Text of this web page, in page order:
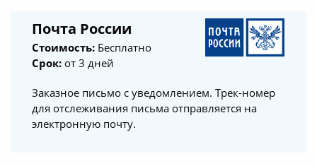
Почта России
Стоимость: Бесплатно
Срок: от 3 дней
Заказное письмо с уведомлением. Трек-номер
для отслеживания письма отправляется на
электронную почту.